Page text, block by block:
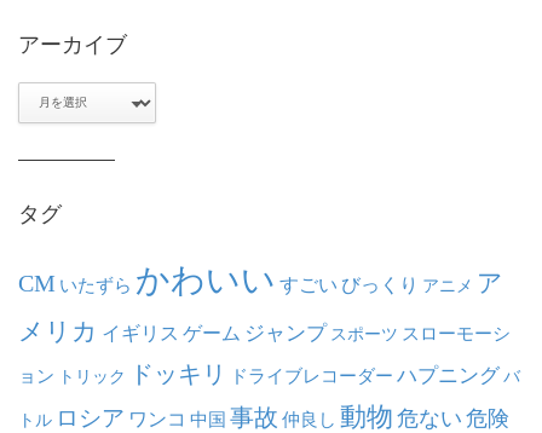
アーカイブ
タグ
CM いたずら かわいい すごい びっくり アニメ ア
メリカ イギリス ゲーム ジャンプ スポーツ スローモーシ
ョン トリック ドッキリ ドライブレコーダー ハプニング バ
トル ロシア ワンコ 中国 事故 仲良し 動物 危ない 危険